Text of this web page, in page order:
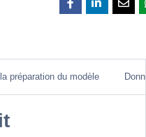
préparation du modèle